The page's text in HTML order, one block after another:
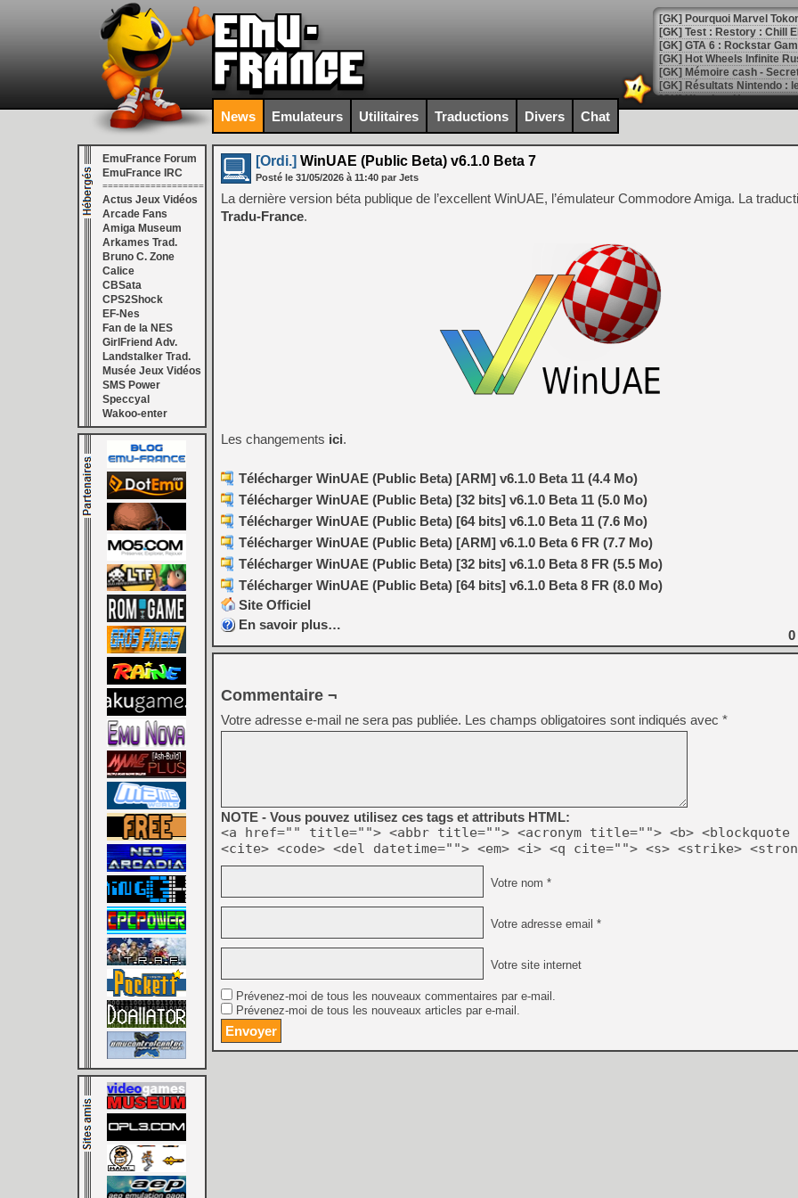
[GK] Pourquoi Marvel
[GK] Test : Restory : Chill
[GK] GTA 6 : Rockstar
[GK] Hot Wheels Infinite
[GK] Mémoire cash -
[GK] Résultats Nintendo :
[GK] Déjà des
[Mo5] Brickboy cherche à
[GK] Minecraft et ses «
[GK] Beast of
[GK] Ubisoft : fin de partie
[GK] Mémoire cash -
[GK] Dan Houser (GTA)
[GK] Comment EA Sports
[GK] Crimson Moon : un
[GK] Isle of Reveries : le
[GK] Moonlighter 2 : The
[GK] Capcom relance
[Mo5] Deux inédits du
[GK] Le beat'em up The
[GK] Endless Legend 2 :
[LS] [PS5] Le WebKit
[GK] Oubliez Crazy Taxi,
[LS] [Switch] NSZ 5.0.0
[GK] No More Room in
[GK] Un chatbot Atelier
[GK] Mémoire cash -
[GK] Nvidia : le prix des
[GK] Suikoden Star Leap
[Mo5] La mini borne
News Emulateurs Utilitaires Traductions Divers Chat
EmuFrance Forum
EmuFrance IRC
===================
Actus Jeux Vidéos
Arcade Fans
Amiga Museum
Arkames Trad.
Bruno C. Zone
Calice
CBSata
CPS2Shock
EF-Nes
Fan de la NES
GirlFriend Adv.
Landstalker Trad.
Musée Jeux Vidéos
SMS Power
Speccyal
Wakoo-enter
[Ordi.] WinUAE (Public Beta) v6.1.0 Beta 7
Posté le 31/05/2026 à 11:40 par Jets
La dernière version béta publique de l’excellent WinUAE, l’émulateur Commodore Amiga. La
Tradu-France.
Les changements ici.
Télécharger WinUAE (Public Beta) [ARM] v6.1.0 Beta 11 (4.4 Mo)
Télécharger WinUAE (Public Beta) [32 bits] v6.1.0 Beta 11 (5.0 Mo)
Télécharger WinUAE (Public Beta) [64 bits] v6.1.0 Beta 11 (7.6 Mo)
Télécharger WinUAE (Public Beta) [ARM] v6.1.0 Beta 6 FR (7.7 Mo)
Télécharger WinUAE (Public Beta) [32 bits] v6.1.0 Beta 8 FR (5.5 Mo)
Télécharger WinUAE (Public Beta) [64 bits] v6.1.0 Beta 8 FR (8.0 Mo)
Site Officiel
En savoir plus…
0
Commentaire ¬
Votre adresse e-mail ne sera pas publiée. Les champs obligatoires sont indiqués avec *
NOTE - Vous pouvez utilisez ces tags et attributs HTML:
<a href="" title=""> <abbr title=""> <acronym title=""> <b> <blockquote
<cite> <code> <del datetime=""> <em> <i> <q cite=""> <s> <strike>
Votre nom *
Votre adresse email *
Votre site internet
Prévenez-moi de tous les nouveaux commentaires par e-mail.
Prévenez-moi de tous les nouveaux articles par e-mail.